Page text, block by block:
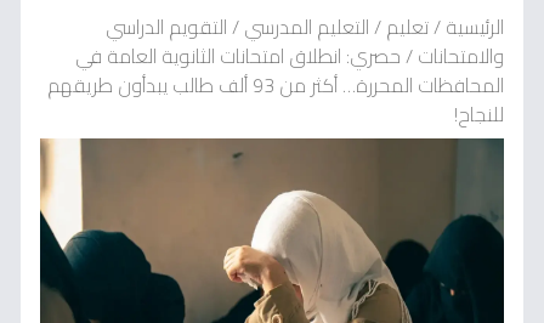
الرئيسية/تعليم/التعليم المدرسي/التقويم الدراسي
والامتحانات/حصري: انطلاق امتحانات الثانوية العامة في
المحافظات المحررة… أكثر من 93 ألف طالب يبدأون طريقهم
للنجاح!